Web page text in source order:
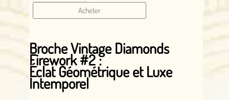
Acheter
Broche Vintage Diamonds
Firework #2 :
Éclat Géométrique et Luxe
Intemporel